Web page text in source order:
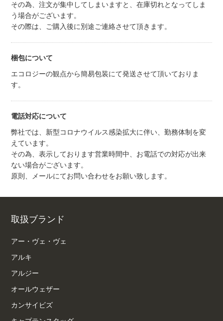
その為、注文が集中してしまいますと、在庫切れとなってしま
う場合がございます。
その際は、ご購入後に別途ご連絡させて頂きます。
梱包について
エコロジーの観点から簡易包装にて発送させて頂いておりま
す。
電話対応について
弊社では、新型コロナウイルス感染拡大に伴い、勤務体制を変
えています。
その為、表示しております営業時間中、お電話での対応が出来
ない場合がございます。
原則、メールにてお問い合わせをお願い致します。
取扱ブランド
アー・ヴェ・ヴェ
アルキ
アルジー
オールウェザー
カンサイビズ